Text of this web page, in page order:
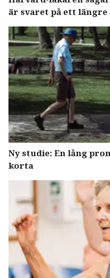
är svaret på ett
Ny studie: En lång
korta